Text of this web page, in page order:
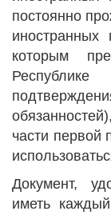
постоянно
которым
части первой
Документ,
иметь